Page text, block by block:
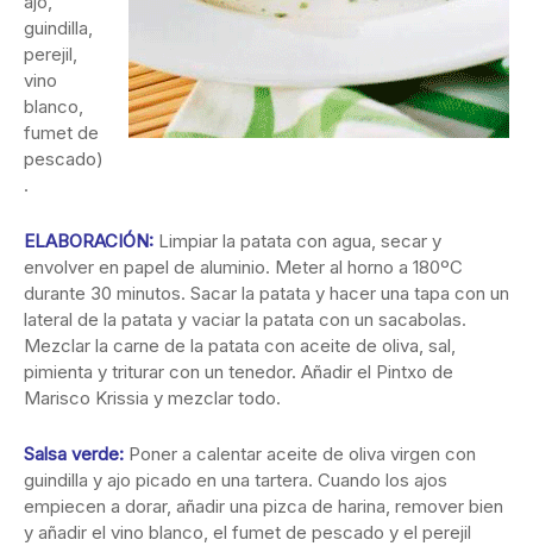
guindilla,
perejil,
vino
blanco,
fumet de
pescado)
.
ELABORACIÓN: Limpiar la patata con agua, secar y
envolver en papel de aluminio. Meter al horno a 180ºC
durante 30 minutos. Sacar la patata y hacer una tapa con un
lateral de la patata y vaciar la patata con un sacabolas.
Mezclar la carne de la patata con aceite de oliva, sal,
pimienta y triturar con un tenedor. Añadir el Pintxo de
Marisco Krissia y mezclar todo.
Salsa verde: Poner a calentar aceite de oliva virgen con
guindilla y ajo picado en una tartera. Cuando los ajos
empiecen a dorar, añadir una pizca de harina, remover bien
y añadir el vino blanco, el fumet de pescado y el perejil